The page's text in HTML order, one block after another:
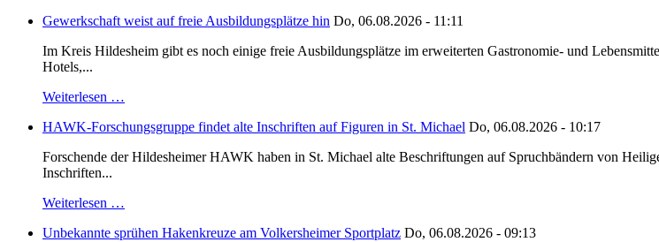
Gewerkschaft weist auf freie Ausbildungsplätze hin Do, 06.08.2026 - 11:11
Im Kreis Hildesheim gibt es noch einige freie Ausbildungsplätze im erweiterten Gastronomie- und
Hotels,...
Weiterlesen …
HAWK-Forschungsgruppe findet alte Inschriften auf Figuren in St. Michael Do, 06.08.2026 - 10:17
Forschende der Hildesheimer HAWK haben in St. Michael alte Beschriftungen auf Spruchbändern von
Inschriften...
Weiterlesen …
Unbekannte sprühen Hakenkreuze am Volkersheimer Sportplatz Do, 06.08.2026 - 09:13